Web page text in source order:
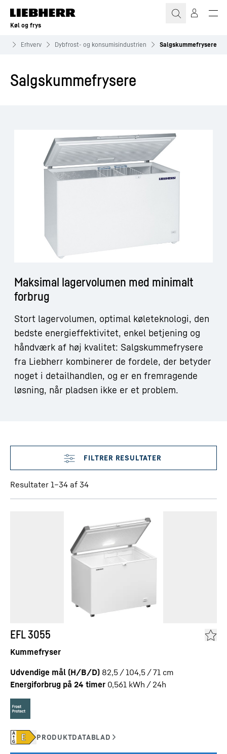
Køl og frys
Erhverv Dybfrost- og konsumisindustrien Salgskummefrysere
Salgskummefrysere
Maksimal lagervolumen med minimalt
forbrug
Stort lagervolumen, optimal køleteknologi, den
bedste energieffektivitet, enkel betjening og
håndværk af høj kvalitet: Salgskummefrysere
fra Liebherr kombinerer de fordele, der betyder
noget i detailhandlen, og er en fremragende
løsning, når pladsen ikke er et problem.
Spring over filter
Resultater 1–34 af 34
EFL 3055
Kummefryser
Udvendige mål (H/B/D) 82,5 / 104,5 / 71 cm
Energiforbrug på 24 timer 0,561 kWh / 24h